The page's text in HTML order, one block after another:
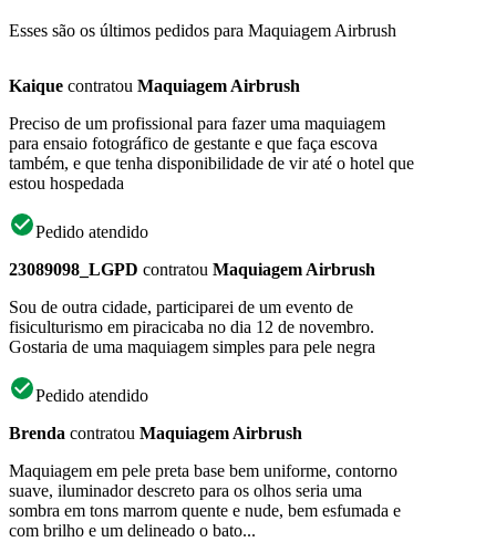
Esses são os últimos pedidos para Maquiagem Airbrush
Kaique contratou Maquiagem Airbrush
Preciso de um profissional para fazer uma maquiagem
para ensaio fotográfico de gestante e que faça escova
também, e que tenha disponibilidade de vir até o hotel que
estou hospedada
Pedido atendido
23089098_LGPD contratou Maquiagem Airbrush
Sou de outra cidade, participarei de um evento de
fisiculturismo em piracicaba no dia 12 de novembro.
Gostaria de uma maquiagem simples para pele negra
Pedido atendido
Brenda contratou Maquiagem Airbrush
Maquiagem em pele preta base bem uniforme, contorno
suave, iluminador descreto para os olhos seria uma
sombra em tons marrom quente e nude, bem esfumada e
com brilho e um delineado o bato...